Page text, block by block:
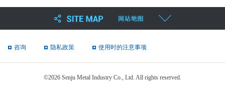
咨询 隐私政策 使用时的注意事项
©2026 Senju Metal Industry Co., Ltd. All rights reserved.